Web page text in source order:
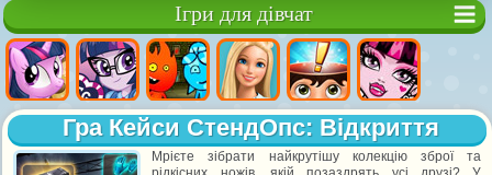
Ігри для дівчат
Гра Кейси СтендОпс: Відкриття
Мрієте зібрати найкрутішу колекцію зброї та